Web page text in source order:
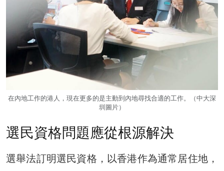
在內地工作的港人，現在更多的是主動到內地尋找合適的工作。（中大深
圳圖片）
選民資格問題應從根源解決
選舉法訂明選民資格，以香港作為通常居住地，